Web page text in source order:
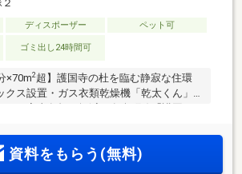
ディスポーザー
ペット可
ゴミ出し24時間可
×70m2 超】護国寺の杜を臨む静寂な住環
ス設置・ガス衣類乾燥機「乾太くん」
クセスの利便性。70m2超・3LDK中心のゆ
グ資料をもらう(無料)